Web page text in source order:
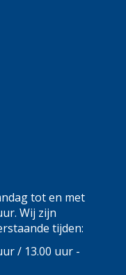
tot en met
Wij zijn
tijden:
/ 13.00 uur -